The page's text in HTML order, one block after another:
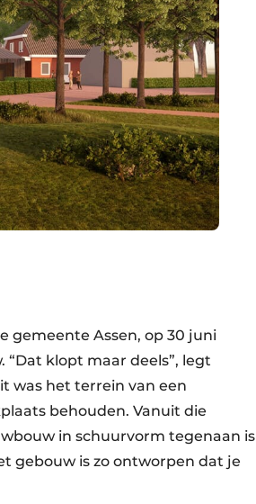
gemeente Assen, op 30 juni
“Dat klopt maar deels”, legt
was het terrein van een
behouden. Vanuit die
in schuurvorm tegenaan is
gebouw is zo ontworpen dat je